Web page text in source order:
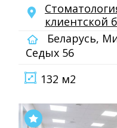
клиентской
Беларусь,
Седых 56
132 м2